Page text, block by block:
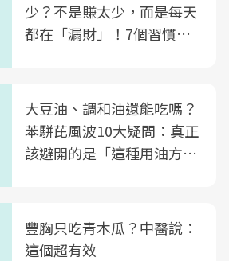
少？不是賺太少，而是每天
都在「漏財」！7個習慣一
大豆油、調和油還能吃嗎？
苯駢芘風波10大疑問：真正
該避開的是「這種用油方
豐胸只吃青木瓜？中醫說：
這個超有效